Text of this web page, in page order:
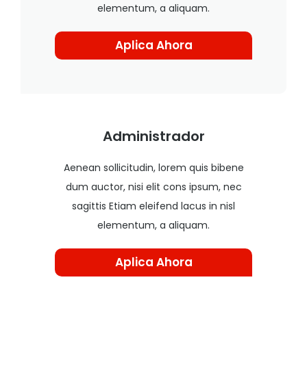
Administrador
Aenean sollicitudin, lorem quis bibene
dum auctor, nisi elit cons ipsum, nec
sagittis Etiam eleifend lacus in nisl
elementum, a aliquam.
Aplica Ahora
elementum, a aliquam.
Aplica Ahora